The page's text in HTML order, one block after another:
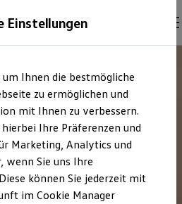
/ Werkstudent
Einstellungen
Ihnen die bestmögliche
zu ermöglichen und
mit Ihnen zu verbessern.
Ihre Präferenzen und
Marketing, Analytics und
wenn Sie uns Ihre
können Sie jederzeit mit
im Cookie Manager